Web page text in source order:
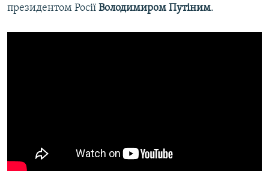
президентом Росії Володимиром Путіним.